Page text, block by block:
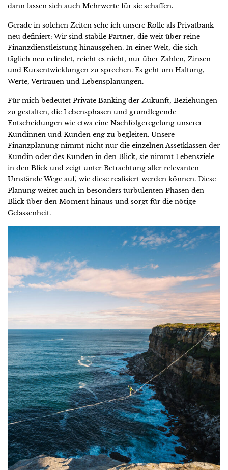
dann lassen sich auch Mehrwerte für sie schaffen.
Gerade in solchen Zeiten sehe ich unsere Rolle als Privatbank
neu definiert: Wir sind stabile Partner, die weit über reine
Finanzdienstleistung hinausgehen. In einer Welt, die sich
täglich neu erfindet, reicht es nicht, nur über Zahlen, Zinsen
und Kursentwicklungen zu sprechen. Es geht um Haltung,
Werte, Vertrauen und Lebensplanungen.
Für mich bedeutet Private Banking der Zukunft, Beziehungen
zu gestalten, die Lebensphasen und grundlegende
Entscheidungen wie etwa eine Nachfolgeregelung unserer
Kundinnen und Kunden eng zu begleiten. Unsere
Finanzplanung nimmt nicht nur die einzelnen Assetklassen der
Kundin oder des Kunden in den Blick, sie nimmt Lebensziele
in den Blick und zeigt unter Betrachtung aller relevanten
Umstände Wege auf, wie diese realisiert werden können. Diese
Planung weitet auch in besonders turbulenten Phasen den
Blick über den Moment hinaus und sorgt für die nötige
Gelassenheit.